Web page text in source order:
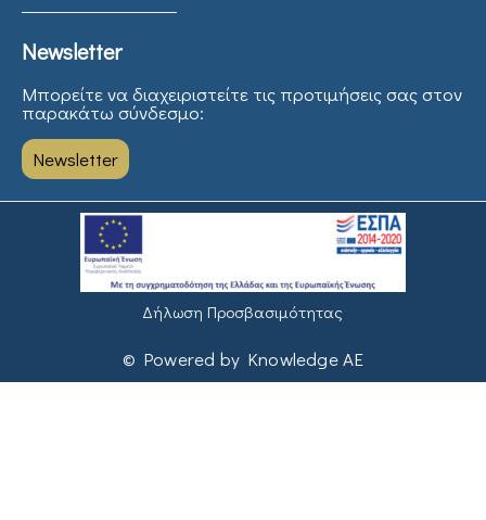
Newsletter
Μπορείτε να διαχειριστείτε τις προτιμήσεις σας στον
παρακάτω σύνδεσμο:
Newsletter
Δήλωση Προσβασιμότητας
© Powered by Knowledge AE